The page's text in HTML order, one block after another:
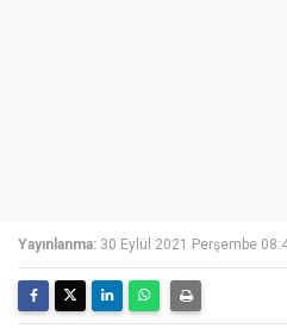
Yayınlanma: 30 Eylül 2021 Perşembe